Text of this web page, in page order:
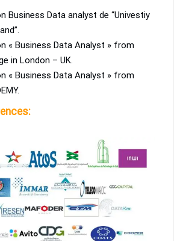
Business Data analyst de “Univestiy
« Business Data Analyst » from
in London – UK.
« Business Data Analyst » from